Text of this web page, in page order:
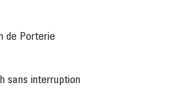
de Porterie
sans interruption